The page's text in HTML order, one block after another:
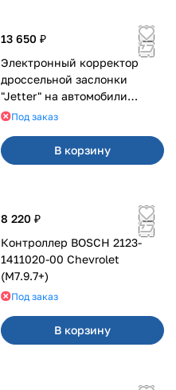
13 650 ₽
Электронный корректор
дроссельной заслонки
"Jetter" на автомобили
марки Cadillac
Под заказ
В корзину
8 220 ₽
Контроллер BOSCH 2123-
1411020-00 Chevrolet
(M7.9.7+)
Под заказ
В корзину